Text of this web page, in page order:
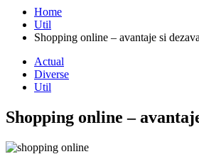
Home
Util
Shopping online – avantaje si
Actual
Diverse
Util
Shopping online –